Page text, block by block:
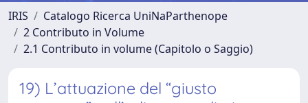
IRIS
Catalogo Ricerca UniNaParthenope
2 Contributo in Volume
2.1 Contributo in volume (Capitolo o Saggio)
19) L’attuazione del “giusto